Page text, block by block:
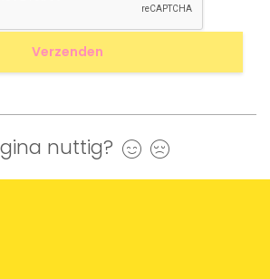
nuttig? Ja